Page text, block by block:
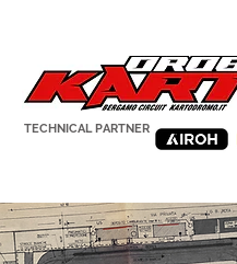
TECHNICAL PARTNER